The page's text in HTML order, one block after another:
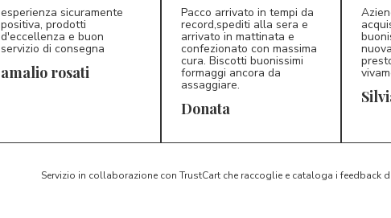
esperienza sicuramente
positiva, prodotti
d'eccellenza e buon
servizio di consegna
amalio rosati
D*
Pacco arrivato in tempi da
record,spediti alla sera e
arrivato in mattinata e
confezionato con massima
cura. Biscotti buonissimi
formaggi ancora da
assaggiare.
Donata S*
Servizio in collaborazione con TrustCart che raccoglie e cataloga i